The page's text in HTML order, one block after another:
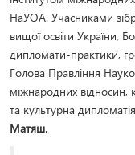
НаУОА. Учасниками
вищої освіти України,
дипломати-практики,
Голова Правління
міжнародних відносин,
та культурна
Матяш.